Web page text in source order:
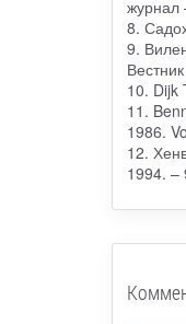
журнал
8.
9.
10. Dijk
11.
1986.
12.
1994. –